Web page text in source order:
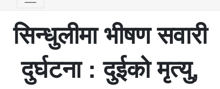
सिन्धुलीमा भीषण सवारी
दुर्घटना : दुईको मृत्यु,